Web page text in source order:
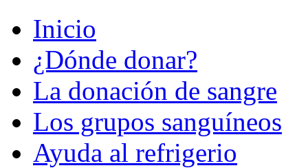
Inicio
¿Dónde donar?
La donación de sangre
Los grupos sanguíneos
Ayuda al refrigerio